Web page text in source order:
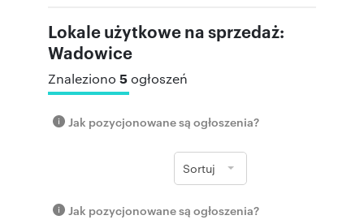
Lokale użytkowe na sprzedaż:
Wadowice
Znaleziono 5ogłoszeń
Jak pozycjonowane są ogłoszenia?
Sortuj
Jak pozycjonowane są ogłoszenia?